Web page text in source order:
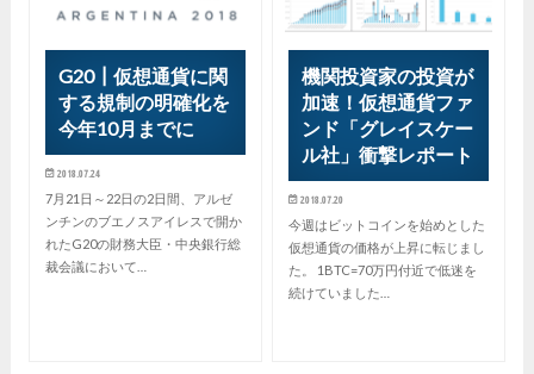
G20┃仮想通貨に関
する規制の明確化を
今年10月までに
2018.07.24
7月21日～22日の2日間、アルゼ
ンチンのブエノスアイレスで開か
れたG20の財務大臣・中央銀行総
裁会議において…
機関投資家の投資が
加速！仮想通貨ファ
ンド「グレイスケー
ル社」衝撃レポート
2018.07.20
今週はビットコインを始めとした
仮想通貨の価格が上昇に転じまし
た。 1BTC=70万円付近で低迷を
続けていました…